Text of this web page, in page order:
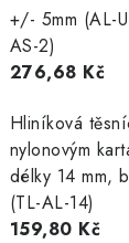
+/- 5mm (AL-
AS-2)
276,68 Kč
Hliníková
nylonovým
délky 14 mm,
(TL-AL-14)
159,80 Kč